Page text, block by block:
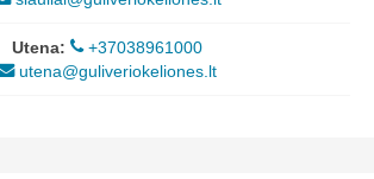
Utena:
+37038961000
utena@guliveriokeliones.lt